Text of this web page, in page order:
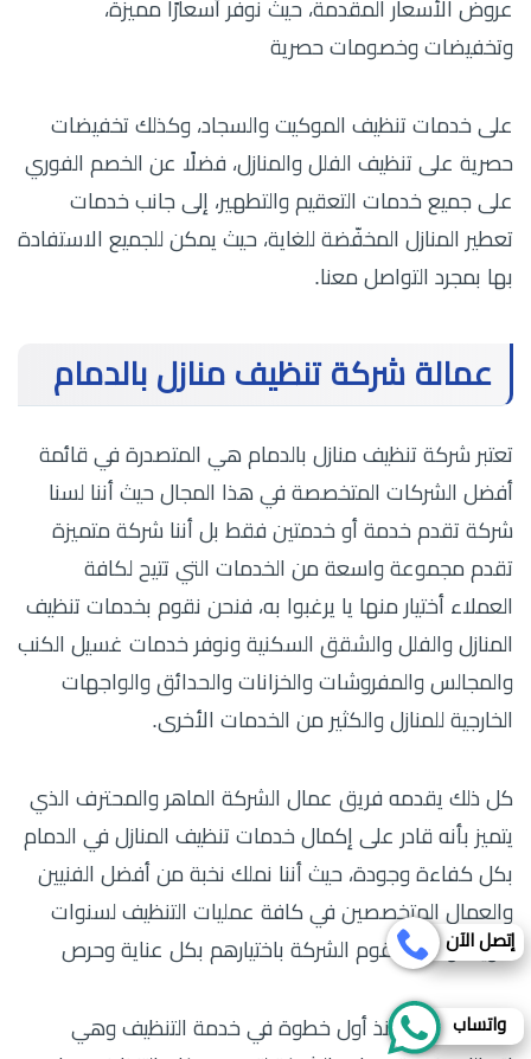
عروض الأسعار المقدمة، حيث نوفر أسعارًا مميزة،
وتخفيضات وخصومات حصرية
على خدمات تنظيف الموكيت والسجاد، وكذلك تخفيضات
حصرية على تنظيف الفلل والمنازل، فضلًا عن الخصم الفوري
على جميع خدمات التعقيم والتطهير، إلى جانب خدمات
تعطير المنازل المخفّضة للغاية، حيث يمكن للجميع الاستفادة
بها بمجرد التواصل معنا.
عمالة شركة تنظيف منازل بالدمام
تعتبر شركة تنظيف منازل بالدمام هي المتصدرة في قائمة
أفضل الشركات المتخصصة في هذا المجال حيث أننا لسنا
شركة تقدم خدمة أو خدمتين فقط بل أننا شركة متميزة
تقدم مجموعة واسعة من الخدمات التي تتيح لكافة
العملاء أختيار منها يا يرغبوا به، فنحن نقوم بخدمات تنظيف
المنازل والفلل والشقق السكنية ونوفر خدمات غسيل الكنب
والمجالس والمفروشات والخزانات والحدائق والواجهات
الخارجية للمنازل والكثير من الخدمات الأخرى.
كل ذلك يقدمه فريق عمال الشركة الماهر والمحترف الذي
يتميز بأنه قادر على إكمال خدمات تنظيف المنازل في الدمام
بكل كفاءة وجودة، حيث أننا نملك نخبة من أفضل الفنيين
والعمال المتخصصين في كافة عمليات التنظيف لسنوات
طويلة والذين تقوم الشركة باختيارهم بكل عناية وحرص
ويبدأوا معك منذ أول خطوة في خدمة التنظيف وهي
إتصل الآن
واتساب